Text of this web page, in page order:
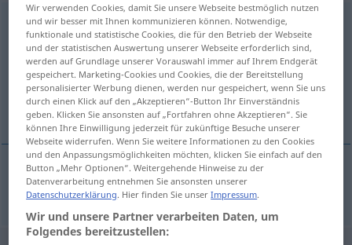
borievka f
Übersicht aller Übersetzungen
(Für mehr Details die Übersetzung anklicken/antippen)
Wacholder
Wacholderm borievka
Wir verwenden Cookies, damit Sie unsere Webseite bestmöglich nutzen
und wir besser mit Ihnen kommunizieren können. Notwendige,
funktionale und statistische Cookies, die für den Betrieb der Webseite
und der statistischen Auswertung unserer Webseite erforderlich sind,
werden auf Grundlage unserer Vorauswahl immer auf Ihrem Endgerät
gespeichert. Marketing-Cookies und Cookies, die der Bereitstellung
personalisierter Werbung dienen, werden nur gespeichert, wenn Sie uns
durch einen Klick auf den „Akzeptieren“-Button Ihr Einverständnis
geben. Klicken Sie ansonsten auf „Fortfahren ohne Akzeptieren“. Sie
können Ihre Einwilligung jederzeit für zukünftige Besuche unserer
Webseite widerrufen. Wenn Sie weitere Informationen zu den Cookies
und den Anpassungsmöglichkeiten möchten, klicken Sie einfach auf den
Button „Mehr Optionen“. Weitergehende Hinweise zu der
Datenverarbeitung entnehmen Sie ansonsten unserer
Datenschutzerklärung. Hier finden Sie unserImpressum.
Wir und unsere Partner verarbeiten Daten, um
Folgendes bereitzustellen: